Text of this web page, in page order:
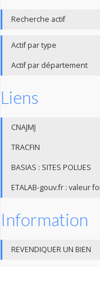
Recherche actif
Actif par type
Actif par département
Liens
CNAJMJ
TRACFIN
BASIAS : SITES POLUES
ETALAB-gouv.fr : valeur
Information
REVENDIQUER UN BIEN